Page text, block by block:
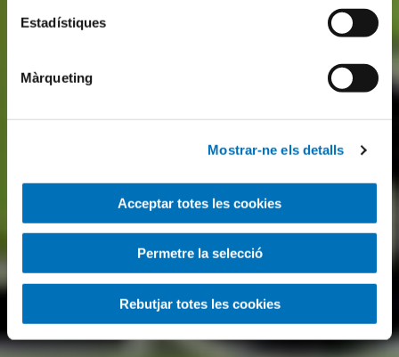
Estadístiques
Màrqueting
Mostrar-ne els detalls
Acceptar totes les cookies
Permetre la selecció
Rebutjar totes les cookies